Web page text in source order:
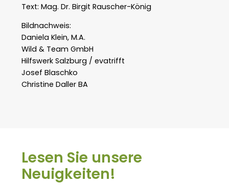
Text: Mag. Dr. Birgit Rauscher-König
Bildnachweis:
Daniela Klein, M.A.
Wild & Team GmbH
Hilfswerk Salzburg / evatrifft
Josef Blaschko
Christine Daller BA
Lesen Sie unsere
Neuigkeiten!